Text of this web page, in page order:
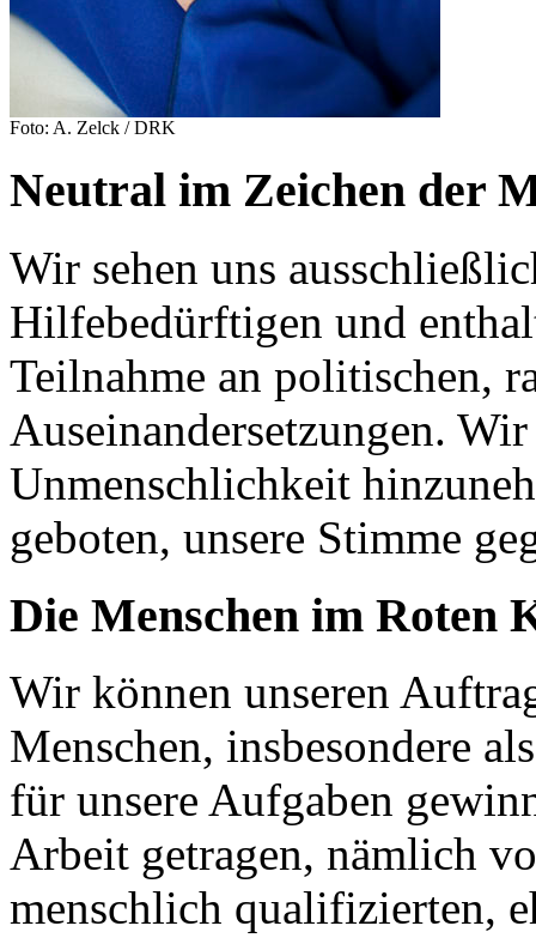
Foto: A. Zelck / DRK
Neutral im Zeichen der
Wir sehen uns
Hilfebedürftigen und
Teilnahme an politischen,
Auseinandersetzungen.
Unmenschlichkeit
geboten, unsere Stimme
Die Menschen im Roten
Wir können unseren
Menschen, insbesondere
für unsere Aufgaben
Arbeit getragen, nämlich
menschlich qualifizierten,